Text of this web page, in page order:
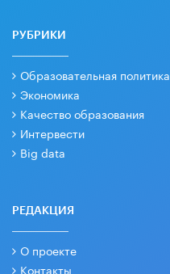
РУБРИКИ
Образовательная политика
Экономика
Качество образования
Интервести
Big data
РЕДАКЦИЯ
О проекте
Контакты